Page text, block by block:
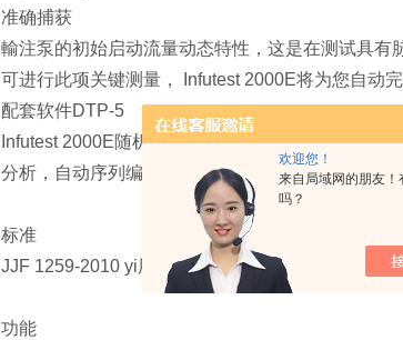
欢迎您！
来自局域网的朋友！
吗？
准确捕获
輸注泵的初始启动流量动态特性，这是在测试具
可进行此项关键测量， Infutest 2000E将为您自动完
配套软件DTP-5
Infutest 2000E随机提供DTP-5软件（标准配置）
分析，自动序列编辑以及测试结果管理和打印。
标准
JJF 1259-2010 yi用注射泵和輸液泵校准规范
功能